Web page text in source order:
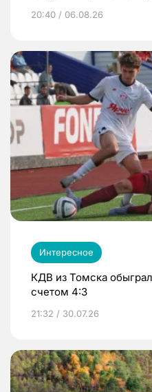
20:40 / 06.08.26
Интересное
КДВ из Томска
счетом 4:3
21:32 / 30.07.26